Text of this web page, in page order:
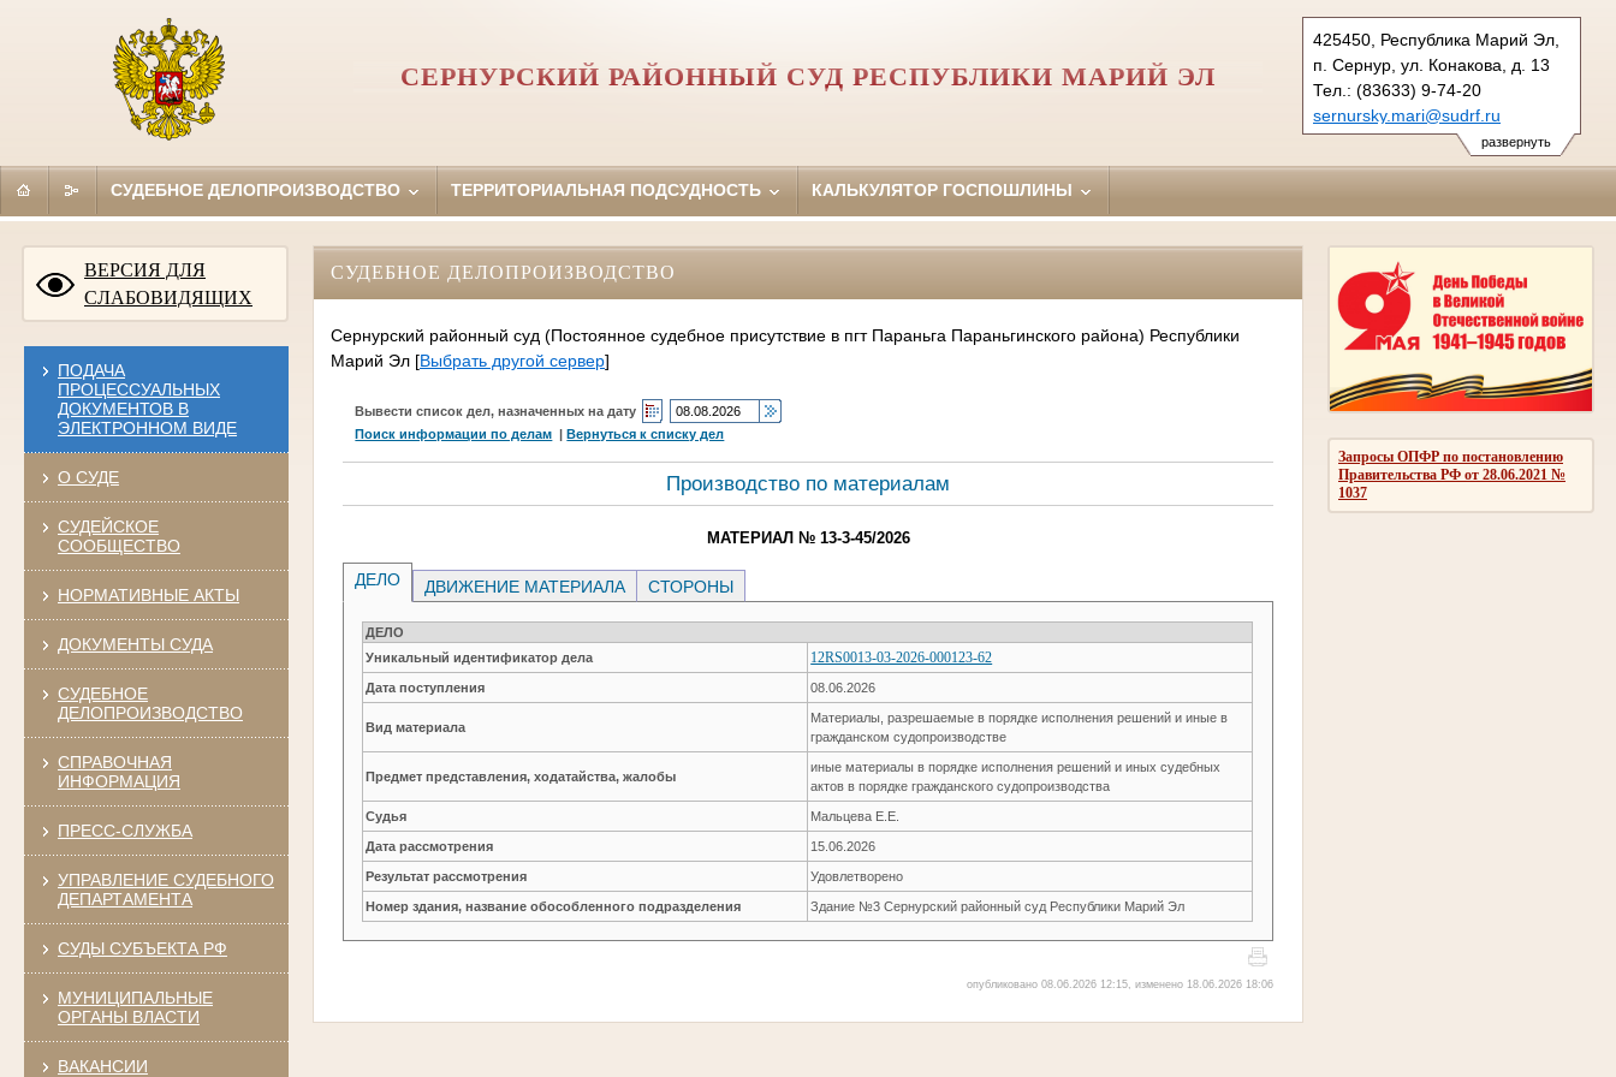
развернуть
425450, Республика Марий Эл,
п. Сернур, ул. Конакова, д. 13
Тел.: (83633) 9-74-20
sernursky.mari@sudrf.ru
СЕРНУРСКИЙ РАЙОННЫЙ СУД РЕСПУБЛИКИ МАРИЙ ЭЛ
СУДЕБНОЕ ДЕЛОПРОИЗВОДСТВО ТЕРРИТОРИАЛЬНАЯ ПОДСУДНОСТЬ КАЛЬКУЛЯТОР ГОСПОШЛИНЫ
ВЕРСИЯ ДЛЯ
СЛАБОВИДЯЩИХ
ПОДАЧА
ПРОЦЕССУАЛЬНЫХ
ДОКУМЕНТОВ В
ЭЛЕКТРОННОМ ВИДЕ
О СУДЕ
СУДЕЙСКОЕ
СООБЩЕСТВО
НОРМАТИВНЫЕ АКТЫ
ДОКУМЕНТЫ СУДА
СУДЕБНОЕ
ДЕЛОПРОИЗВОДСТВО
СПРАВОЧНАЯ
ИНФОРМАЦИЯ
ПРЕСС-СЛУЖБА
УПРАВЛЕНИЕ СУДЕБНОГО
ДЕПАРТАМЕНТА
СУДЫ СУБЪЕКТА РФ
МУНИЦИПАЛЬНЫЕ
ОРГАНЫ ВЛАСТИ
ВАКАНСИИ
Запросы ОПФР по постановлению
Правительства РФ от 28.06.2021 №
1037
СУДЕБНОЕ ДЕЛОПРОИЗВОДСТВО
Сернурский районный суд (Постоянное судебное присутствие в пгт Параньга Параньгинского района) Республики
Марий Эл[Выбрать другой сервер]
Вывести список дел, назначенных на дату
Поиск информации по делам |Вернуться к списку дел
Производство по материалам
МАТЕРИАЛ № 13-3-45/2026
ДЕЛО ДВИЖЕНИЕ МАТЕРИАЛА СТОРОНЫ
ДЕЛО
Уникальный идентификатор дела
12RS0013-03-2026-000123-62
Дата поступления 08.06.2026
Вид материала
Материалы, разрешаемые в порядке исполнения решений и иные в
гражданском судопроизводстве
Предмет представления, ходатайства, жалобы
иные материалы в порядке исполнения решений и иных судебных
актов в порядке гражданского судопроизводства
Судья Мальцева Е.Е.
Дата рассмотрения 15.06.2026
Результат рассмотрения Удовлетворено
Номер здания, название обособленного подразделения Здание №3 Сернурский районный суд Республики Марий Эл
опубликовано 08.06.2026 12:15, изменено 18.06.2026 18:06